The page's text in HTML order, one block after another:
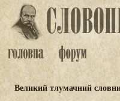
Великий тлумачний